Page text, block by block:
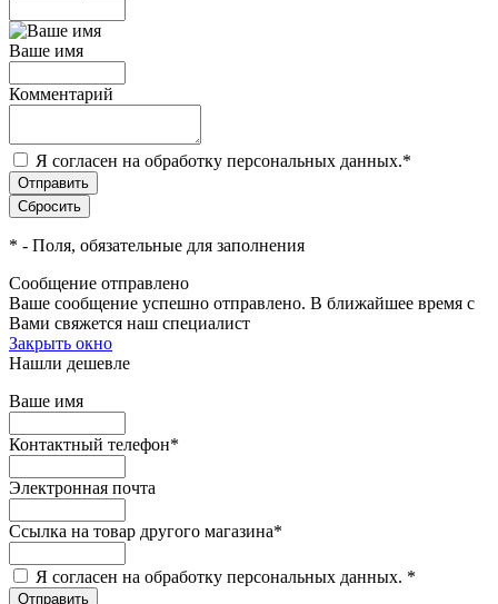
Ваше имя
Комментарий
Я согласен на обработку персональных данных.*
* - Поля, обязательные для заполнения
Сообщение отправлено
Ваше сообщение успешно отправлено. В ближайшее время с
Вами свяжется наш специалист
Закрыть окно
Нашли дешевле
Ваше имя
Контактный телефон*
Электронная почта
Ссылка на товар другого магазина*
Я согласен на обработку персональных данных. *